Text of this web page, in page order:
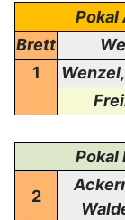
Pokal
Brett
1
Pokal
2